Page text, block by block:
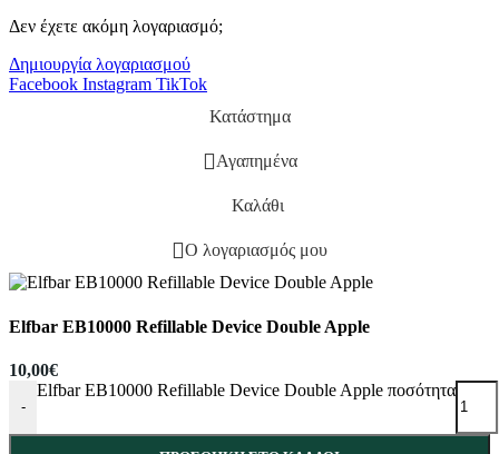
Δεν έχετε ακόμη λογαριασμό;
Δημιουργία λογαριασμού
Facebook Instagram TikTok
Κατάστημα
Αγαπημένα
Καλάθι
Ο λογαριασμός μου
Elfbar EB10000 Refillable Device Double Apple
10,00€
-
Elfbar EB10000 Refillable Device Double Apple ποσότητα